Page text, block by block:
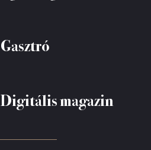
Gasztró
Digitális magazin